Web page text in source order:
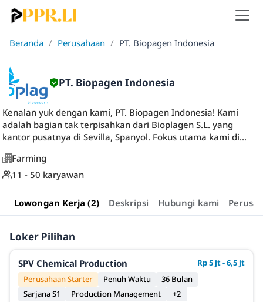
Beranda / Perusahaan / PT. Biopagen Indonesia
PT. Biopagen Indonesia
Kenalan yuk dengan kami, PT. Biopagen Indonesia! Kami
adalah bagian tak terpisahkan dari Bioplagen S.L. yang
kantor pusatnya di Sevilla, Spanyol. Fokus utama kami di...
Farming
11 - 50 karyawan
Lowongan Kerja (2) Deskripsi Hubungi kami
Loker Pilihan
SPV Chemical Production
Rp 5 jt - 6,5 jt
Perusahaan Starter
Penuh Waktu
36 Bulan
Sarjana S1
Production Management +2